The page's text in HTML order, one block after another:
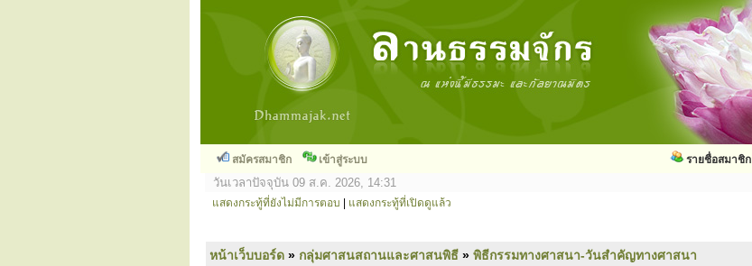
สมัครสมาชิก เข้าสู่ระบบ รายชื่อสมาชิก
วันเวลาปัจจุบัน 09 ส.ค. 2026, 14:31
แสดงกระทู้ที่ยังไม่มีการตอบ แสดงกระทู้ที่เปิดดูแล้ว
หน้าเว็บบอร์ด » กลุ่มศาสนสถานและศาสนพิธี » พิธีกรรมทางศาสนา-วันสำคัญทางศาสนา